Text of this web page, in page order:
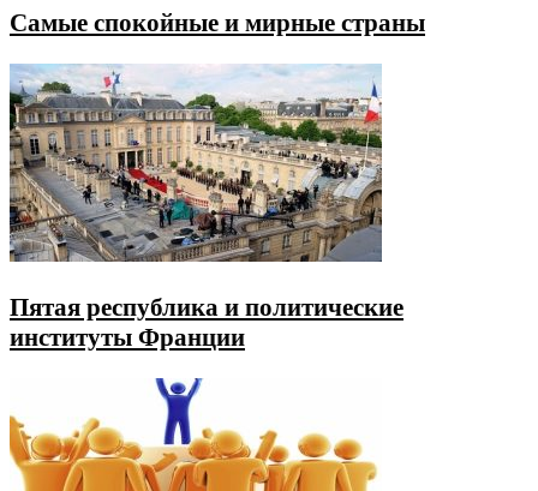
Самые спокойные и мирные страны
Пятая республика и политические
институты Франции